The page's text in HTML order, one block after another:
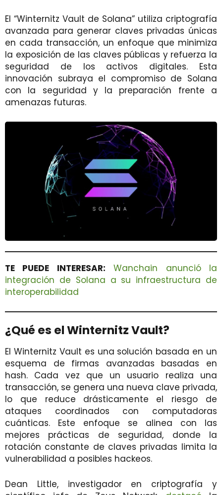
El “Winternitz Vault de Solana” utiliza criptografía
avanzada para generar claves privadas únicas
en cada transacción, un enfoque que minimiza
la exposición de las claves públicas y refuerza la
seguridad de los activos digitales. Esta
innovación subraya el compromiso de Solana
con la seguridad y la preparación frente a
amenazas futuras.
TE PUEDE INTERESAR:
Wanchain anunció la
integración de Solana a su infraestructura de
interoperabilidad
¿Qué es el Winternitz Vault?
El Winternitz Vault es una solución basada en un
esquema de firmas avanzadas basadas en
hash. Cada vez que un usuario realiza una
transacción, se genera una nueva clave privada,
lo que reduce drásticamente el riesgo de
ataques coordinados con computadoras
cuánticas. Este enfoque se alinea con las
mejores prácticas de seguridad, donde la
rotación constante de claves privadas limita la
vulnerabilidad a posibles hackeos.
Dean Little, investigador en criptografía y